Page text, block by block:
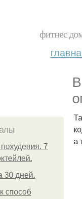
фитнес
7
30 дней.
способ
а